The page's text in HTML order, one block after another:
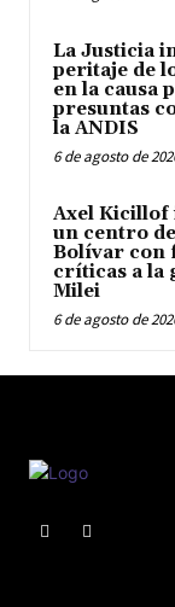
La Justicia
peritaje de
en la causa
presuntas
la ANDIS
6 de agosto de
Axel Kicillof
un centro
Bolívar con
críticas a la
Milei
6 de agosto de